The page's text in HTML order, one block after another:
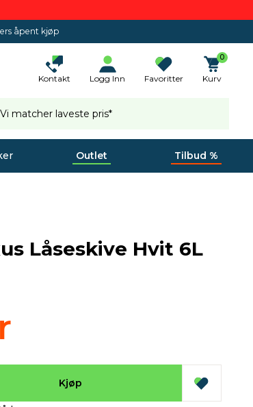
åpent kjøp
Kontakt Logg Inn Favoritter
0
Kurv
Vi matcher laveste pris*
Outlet Tilbud %
Låseskive Hvit 6L
Kjøp